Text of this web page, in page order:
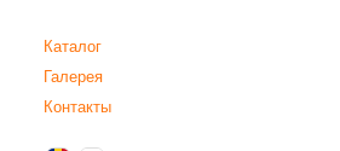
Каталог
Галерея
Контакты